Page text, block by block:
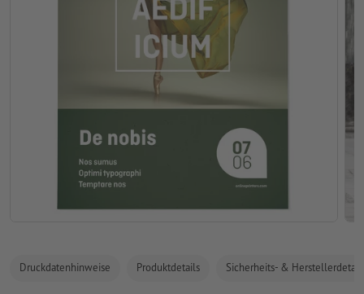
Druckdatenhinweise Produktdetails Sicherheits- &